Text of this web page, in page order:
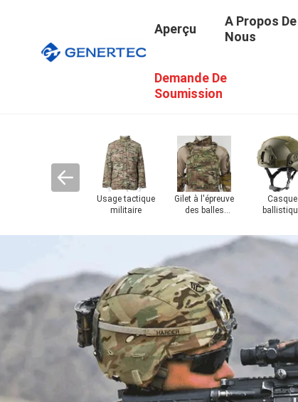
Aperçu
A Propos De
Nous
Demande De
Soumission
Équipement
militaire
Headwear
tactique
Véhicules
blindés